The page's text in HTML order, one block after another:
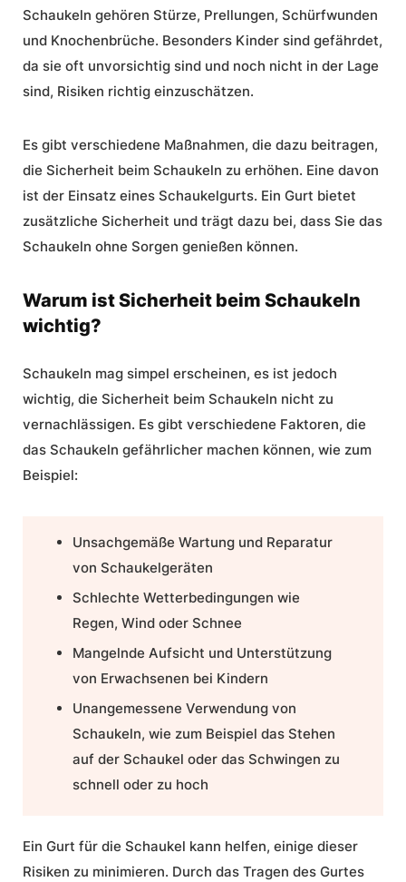
Schaukeln gehören Stürze, Prellungen, Schürfwunden
und Knochenbrüche. Besonders Kinder sind gefährdet,
da sie oft unvorsichtig sind und noch nicht in der Lage
sind, Risiken richtig einzuschätzen.
Es gibt verschiedene Maßnahmen, die dazu beitragen,
die Sicherheit beim Schaukeln zu erhöhen. Eine davon
ist der Einsatz eines Schaukelgurts. Ein Gurt bietet
zusätzliche Sicherheit und trägt dazu bei, dass Sie das
Schaukeln ohne Sorgen genießen können.
Warum ist Sicherheit beim Schaukeln
wichtig?
Schaukeln mag simpel erscheinen, es ist jedoch
wichtig, die Sicherheit beim Schaukeln nicht zu
vernachlässigen. Es gibt verschiedene Faktoren, die
das Schaukeln gefährlicher machen können, wie zum
Beispiel:
Unsachgemäße Wartung und Reparatur
von Schaukelgeräten
Schlechte Wetterbedingungen wie
Regen, Wind oder Schnee
Mangelnde Aufsicht und Unterstützung
von Erwachsenen bei Kindern
Unangemessene Verwendung von
Schaukeln, wie zum Beispiel das Stehen
auf der Schaukel oder das Schwingen zu
schnell oder zu hoch
Ein Gurt für die Schaukel kann helfen, einige dieser
Risiken zu minimieren. Durch das Tragen des Gurtes